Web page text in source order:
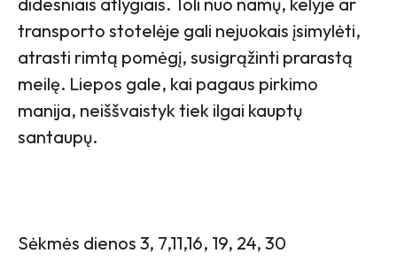
transporto stotelėje gali nejuokais įsimylėti,
atrasti rimtą pomėgį, susigrąžinti prarastą
meilę. Liepos gale, kai pagaus pirkimo
manija, neiššvaistyk tiek ilgai kauptų
santaupų.
Sėkmės dienos 3, 7,11,16, 19, 24, 30